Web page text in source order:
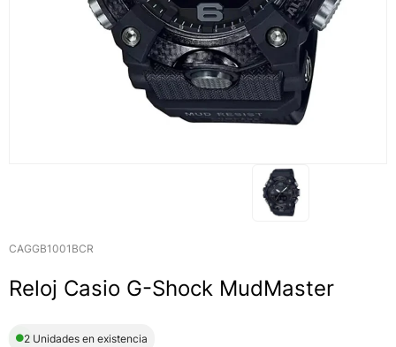
CAGGB1001BCR
Reloj Casio G-Shock MudMaster
2 Unidades en existencia